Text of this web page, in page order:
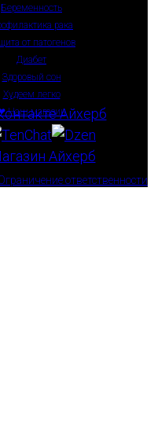
Беременность
рака
от патогенов
Диабет
Здоровый сон
Худеем легко
Наш магазин
ответственности